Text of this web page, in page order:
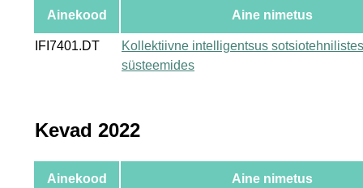
Ainekood Aine nimetus
IFI7401.DT
Kollektiivne intelligentsus sotsiotehnilistes
süsteemides
Kevad 2022
Ainekood Aine nimetus